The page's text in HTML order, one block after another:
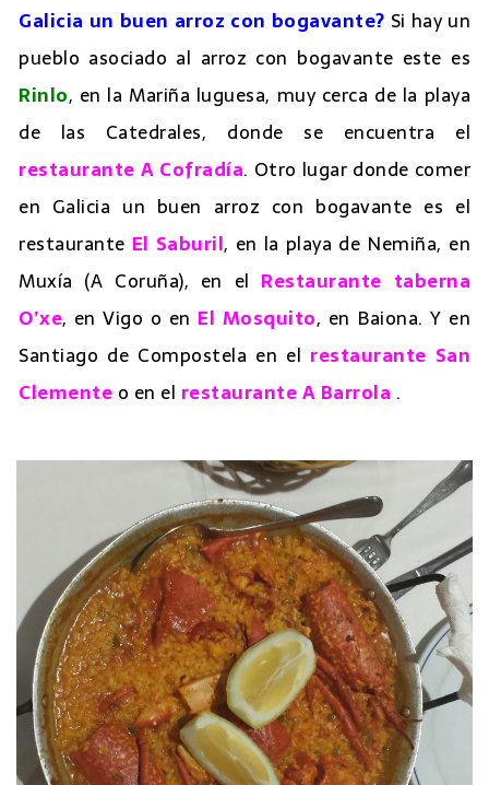
Galicia un buen arroz con bogavante? Si hay un
pueblo asociado al arroz con bogavante este es
Rinlo, en la Mariña luguesa, muy cerca de la playa
de las Catedrales, donde se encuentra el
restaurante A Cofradía. Otro lugar donde comer
en Galicia un buen arroz con bogavante es el
restaurante El Saburil, en la playa de Nemiña, en
Muxía (A Coruña), en el Restaurante taberna
O’xe, en Vigo o en El Mosquito, en Baiona. Y en
Santiago de Compostela en el restaurante San
Clemente o en el restaurante A Barrola .